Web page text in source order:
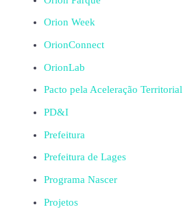
Orion Week
OrionConnect
OrionLab
Pacto pela Aceleração Territorial
PD&I
Prefeitura
Prefeitura de Lages
Programa Nascer
Projetos